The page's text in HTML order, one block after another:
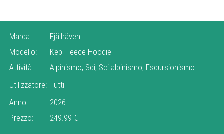
Marca
Fjällräven
Modello:
Keb Fleece Hoodie
Attività:
Alpinismo, Sci, Sci alpinismo, Escursionismo
Utilizzatore: Tutti
Anno:
2026
Prezzo:
249.99 €